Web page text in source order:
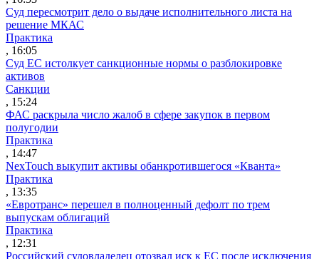
Суд пересмотрит дело о выдаче исполнительного листа на
решение МКАС
Практика
, 16:05
Суд ЕС истолкует санкционные нормы о разблокировке
активов
Санкции
, 15:24
ФАС раскрыла число жалоб в сфере закупок в первом
полугодии
Практика
, 14:47
NexTouch выкупит активы обанкротившегося «Кванта»
Практика
, 13:35
«Евротранс» перешел в полноценный дефолт по трем
выпускам облигаций
Практика
, 12:31
Российский судовладелец отозвал иск к ЕС после исключения